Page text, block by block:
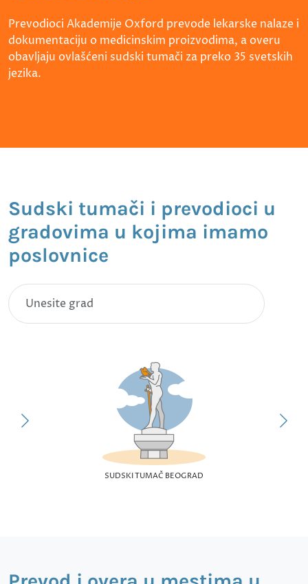
Prevodioci Akademije Oxford prevode lekarske nalaze i
dokumentaciju o medicinskim proizvodima, a overu
obavljaju ovlašćeni sudski tumači za preko 35 svetskih
jezika.
Sudski tumači i prevodioci u
gradovima u kojima imamo
poslovnice
SUDSKI TUMAČ BEOGRAD